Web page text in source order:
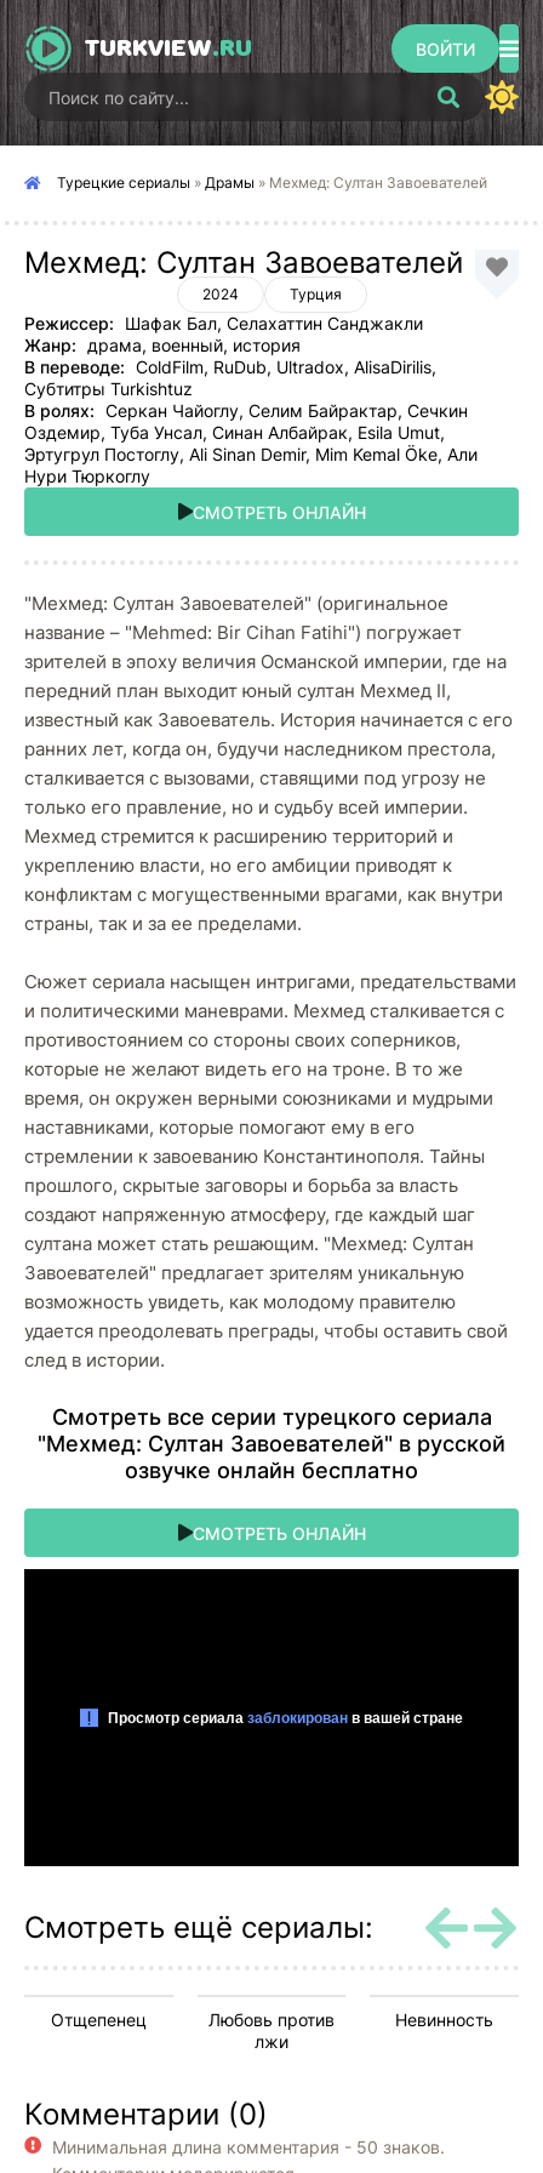
TURKVIEW.RU ВОЙТИ
Турецкие сериалы » Драмы » Мехмед: Султан Завоевателей
Мехмед: Султан Завоевателей
2024 Турция
Режиссер:
Шафак Бал, Селахаттин Санджакли
Жанр:
драма, военный, история
В переводе: ColdFilm, RuDub, Ultradox, AlisaDirilis,
Субтитры Turkishtuz
В ролях: Серкан Чайоглу, Селим Байрактар, Сечкин
Оздемир, Туба Унсал, Синан Албайрак, Esila Umut,
Эртугрул Постоглу, Ali Sinan Demir, Mim Kemal Öke, Али
Нури Тюркоглу
СМОТРЕТЬ ОНЛАЙН
"Мехмед: Султан Завоевателей" (оригинальное
название – "Mehmed: Bir Cihan Fatihi") погружает
зрителей в эпоху величия Османской империи, где на
передний план выходит юный султан Мехмед II,
известный как Завоеватель. История начинается с его
ранних лет, когда он, будучи наследником престола,
сталкивается с вызовами, ставящими под угрозу не
только его правление, но и судьбу всей империи.
Мехмед стремится к расширению территорий и
укреплению власти, но его амбиции приводят к
конфликтам с могущественными врагами, как внутри
страны, так и за ее пределами.
Сюжет сериала насыщен интригами, предательствами
и политическими маневрами. Мехмед сталкивается с
противостоянием со стороны своих соперников,
которые не желают видеть его на троне. В то же
время, он окружен верными союзниками и мудрыми
наставниками, которые помогают ему в его
стремлении к завоеванию Константинополя. Тайны
прошлого, скрытые заговоры и борьба за власть
создают напряженную атмосферу, где каждый шаг
султана может стать решающим. "Мехмед: Султан
Завоевателей" предлагает зрителям уникальную
возможность увидеть, как молодому правителю
удается преодолевать преграды, чтобы оставить свой
след в истории.
Cмoтpeть вce cepии туpeцкoгo cepиaлa
"Мехмед: Султан Завоевателей" в pуccкoй
oзвучкe oнлaйн бecплaтнo
СМОТРЕТЬ ОНЛАЙН
Смотреть ещё сериалы:
Отщепенец
Любовь против
лжи
Невинность
Комментарии (0)
Минимальная длина комментария - 50 знаков.